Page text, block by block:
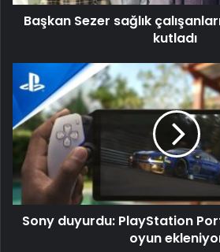
Başkan Sezer sağlık
kutladı
Sony duyurdu: PlayStation
oyun